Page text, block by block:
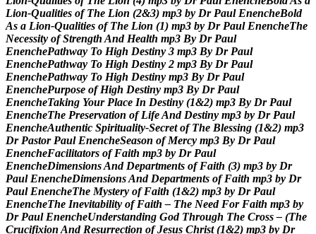
Lion-Qualities of The Lion (2&3) mp3 by Dr Paul EnencheBold
As a Lion-Qualities of The Lion (1) mp3 by Dr Paul EnencheThe
Necessity of Strength And Health mp3 By Dr Paul
EnenchePathway To High Destiny 3 mp3 By Dr Paul
EnenchePathway To High Destiny 2 mp3 By Dr Paul
EnenchePathway To High Destiny mp3 By Dr Paul
EnenchePurpose of High Destiny mp3 By Dr Paul
EnencheTaking Your Place In Destiny (1&2) mp3 By Dr Paul
EnencheThe Preservation of LifeAnd Destiny mp3 by Dr Paul
EnencheAuthentic Spirituality-Secret of The Blessing (1&2) mp3
Dr Pastor Paul EnencheSeason of Mercy mp3 By Dr Paul
EnencheFacilitators of Faith mp3 by Dr Paul
EnencheDimensionsAnd Departments of Faith (3) mp3 by Dr
Paul EnencheDimensionsAnd Departments of Faith mp3 by Dr
Paul EnencheThe Mystery of Faith (1&2) mp3 by Dr Paul
EnencheThe Inevitability of Faith – The Need For Faith mp3 by
Dr Paul EnencheUnderstanding God Through The Cross – (The
Crucifixion And Resurrection of Jesus Christ (1&2) mp3 by Dr